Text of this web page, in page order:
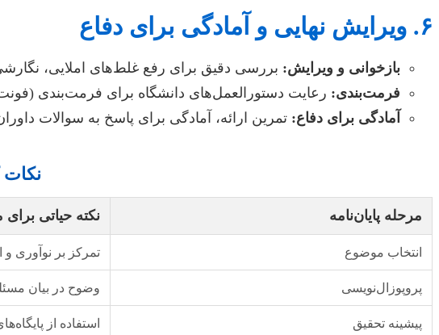
۶. ویرایش نهایی و آمادگی برای دفاع
بازخوانی و ویرایش: بررسی دقیق برای رفع غلط‌های املایی،
فرمت‌بندی: رعایت دستورالعمل‌های دانشگاه برای فرمت‌بندی
آمادگی برای دفاع: تمرین ارائه، آمادگی برای پاسخ به سوالات
نکات
مرحله پایان‌نامه نکته حیاتی
انتخاب موضوع تمرکز بر نوآوری و
پروپوزال‌نویسی وضوح در بیان
پیشینه تحقیق استفاده از